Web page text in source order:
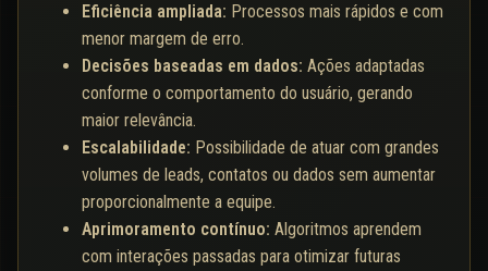
Eficiência ampliada: Processos mais rápidos e com
menor margem de erro.
Decisões baseadas em dados: Ações adaptadas
conforme o comportamento do usuário, gerando
maior relevância.
Escalabilidade: Possibilidade de atuar com grandes
volumes de leads, contatos ou dados sem aumentar
proporcionalmente a equipe.
Aprimoramento contínuo: Algoritmos aprendem
com interações passadas para otimizar futuras